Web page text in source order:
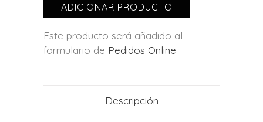
ADICIONAR PRODUCTO
Este producto será añadido al
formulario de Pedidos Online
Descripción